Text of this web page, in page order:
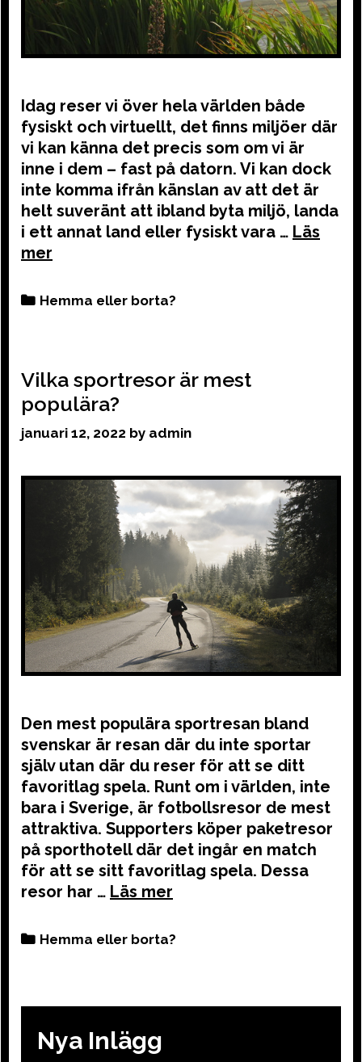
Idag reser vi över hela världen både
fysiskt och virtuellt, det finns miljöer där
vi kan känna det precis som om vi är
inne i dem – fast på datorn. Vi kan dock
inte komma ifrån känslan av att det är
helt suveränt att ibland byta miljö, landa
i ett annat land eller fysiskt vara …
Categories
Hemma eller borta?
Vilka sportresor är mest
populära?
januari 12, 2022 by admin
Den mest populära sportresan bland
svenskar är resan där du inte sportar
själv utan där du reser för att se ditt
favoritlag spela. Runt om i världen, inte
bara i Sverige, är fotbollsresor de mest
attraktiva. Supporters köper paketresor
på sporthotell där det ingår en match
för att se sitt favoritlag spela. Dessa
resor har …
Categories
Hemma eller borta?
Nya Inlägg